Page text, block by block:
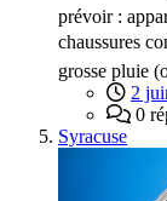
prévoir :
chaussures
grosse pluie
2
0
Syracuse